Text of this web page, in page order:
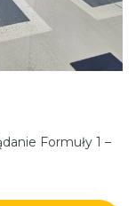
Formuły 1 –